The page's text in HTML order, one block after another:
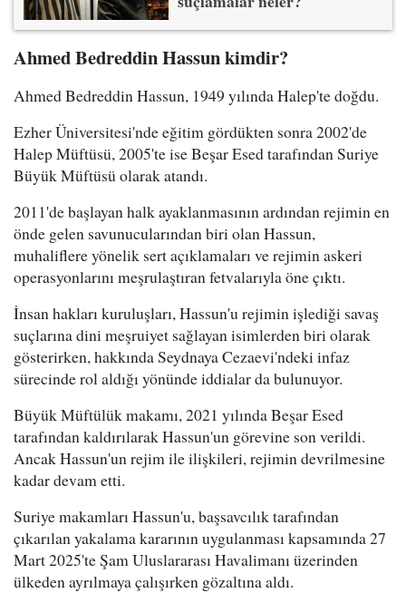
Ahmed Bedreddin Hassun kimdir?
Ahmed Bedreddin Hassun, 1949 yılında Halep'te doğdu.
Ezher Üniversitesi'nde eğitim gördükten sonra 2002'de
Halep Müftüsü, 2005'te ise Beşar Esed tarafından Suriye
Büyük Müftüsü olarak atandı.
2011'de başlayan halk ayaklanmasının ardından rejimin en
önde gelen savunucularından biri olan Hassun,
muhaliflere yönelik sert açıklamaları ve rejimin askeri
operasyonlarını meşrulaştıran fetvalarıyla öne çıktı.
İnsan hakları kuruluşları, Hassun'u rejimin işlediği savaş
suçlarına dini meşruiyet sağlayan isimlerden biri olarak
gösterirken, hakkında Seydnaya Cezaevi'ndeki infaz
sürecinde rol aldığı yönünde iddialar da bulunuyor.
Büyük Müftülük makamı, 2021 yılında Beşar Esed
tarafından kaldırılarak Hassun'un görevine son verildi.
Ancak Hassun'un rejim ile ilişkileri, rejimin devrilmesine
kadar devam etti.
Suriye makamları Hassun'u, başsavcılık tarafından
çıkarılan yakalama kararının uygulanması kapsamında 27
Mart 2025'te Şam Uluslararası Havalimanı üzerinden
ülkeden ayrılmaya çalışırken gözaltına aldı.